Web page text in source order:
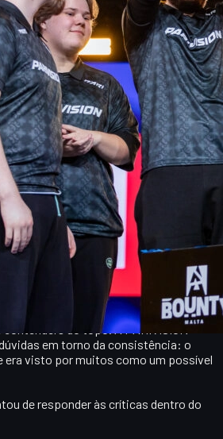
desconhecida a campeã da
2026, em uma das campanhas mais
de temporada noCS2. O time, que só
tier 1 recentemente, após a boa corrida
Major, voltou a provar que não foi
melhores times do mundo, perdeu
a caminhada e, de quebra, deve entrar
um título. A PARIVISION se
a taças em 2026, com um estilo
interessante de veteranos, como
estrelas, comoxiELO e
de Jame após a saída da
mais peso à conquista.
e contexto da campanha
2026
reuniu alguns dos elencos mais
Astralis,Team Spirit,
do topo. A PARIVISION
em torno da consistência: o
era visto por muitos como um possível
de responder às críticas dentro do